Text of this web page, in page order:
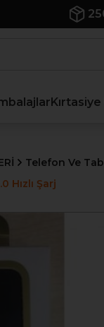
İlk
Telefon Ve
Hızlı Şarj